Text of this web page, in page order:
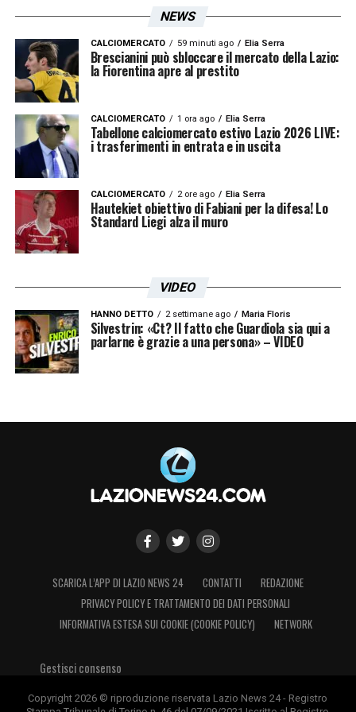
della cessione diAlessio Romagnoli, ormai
promesso sposo di un club in Qatar.
I costi dell’affare
L’addio del difensore garantirà un tesoretto
complessivo di 8 milioni di euro, frutto dei 3
milioni del cartellino e dei 5 milioni lordi
risparmiati sull’ingaggio. Questo budget
coprirà interamente l’investimento peril
giovane:
garantire lo stipendio del danese per i
prossimi 4 o 5 anni di contratto con il club
biancoceleste.
NEWS
CALCIOMERCATO 59 minuti ago Elia Serra
Brescianini può sbloccare il mercato della Lazio:
la Fiorentina apre al prestito
CALCIOMERCATO 1 ora ago Elia Serra
Tabellone calciomercato estivo Lazio 2026 LIVE:
i trasferimenti in entrata e in uscita
CALCIOMERCATO 2 ore ago Elia Serra
Hautekiet obiettivo di Fabiani per la difesa! Lo
Standard Liegi alza il muro
VIDEO
HANNO DETTO 2 settimane ago Maria Floris
Silvestrin: «Ct? Il fatto che Guardiola sia qui a
parlarne è grazie a una persona» – VIDEO
SCARICA L’APP DI LAZIO NEWS 24 CONTATTI
REDAZIONE
PRIVACY POLICY E TRATTAMENTO DEI DATI PERSONALI
INFORMATIVA ESTESA SUI COOKIE (COOKIE POLICY)
NETWORK
Gestisci consenso
Copyright 2026 © riproduzione riservata Lazio News 24 - Registro